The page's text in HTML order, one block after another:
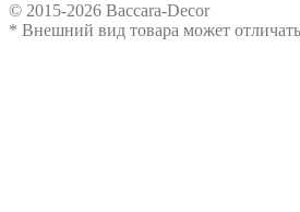
© 2015-2026 Baccara-Decor
* Внешний вид товара может